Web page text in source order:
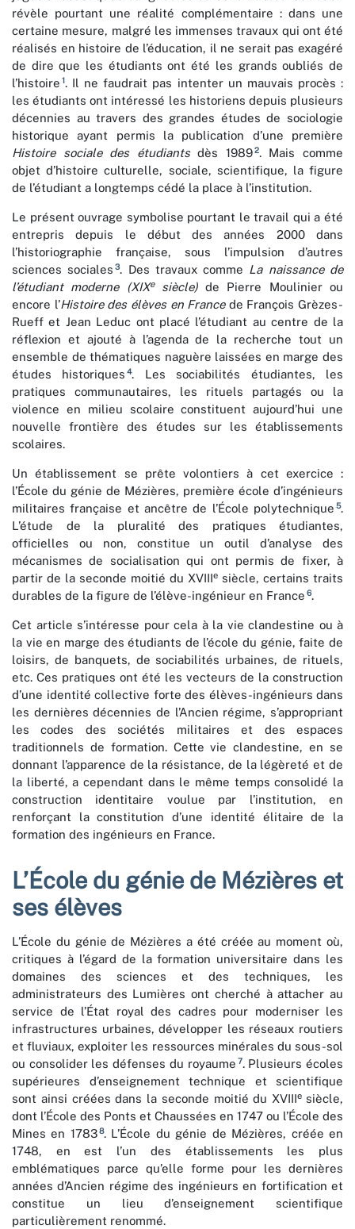
révèle pourtant une réalité complémentaire : dans une
certaine mesure, malgré les immenses travaux qui ont été
réalisés en histoire de l’éducation, il ne serait pas exagéré
de dire que les étudiants ont été les grands oubliés de
l’histoire 1. Il ne faudrait pas intenter un mauvais procès :
les étudiants ont intéressé les historiens depuis plusieurs
décennies au travers des grandes études de sociologie
historique ayant permis la publication d’une première
Histoire sociale des étudiantsdès 19892. Mais comme
objet d’histoire culturelle, sociale, scientifique, la figure
de l’étudiant a longtemps cédé la place à l’institution.
Le présent ouvrage symbolise pourtant le travail qui a été
entrepris depuis le début des années 2000 dans
l’historiographie française, sous l’impulsion d’autres
sciences sociales 3. Des travaux comme La naissance de
l’étudiant moderne (XIXesiècle)de Pierre Moulinier ou
encore l’Histoire des élèves en France de François Grèzes-
Rueff et Jean Leduc ont placé l’étudiant au centre de la
réflexion et ajouté à l’agenda de la recherche tout un
ensemble de thématiques naguère laissées en marge des
études historiques 4. Les sociabilités étudiantes, les
pratiques communautaires, les rituels partagés ou la
violence en milieu scolaire constituent aujourd’hui une
nouvelle frontière des études sur les établissements
scolaires.
Un établissement se prête volontiers à cet exercice :
l’École du génie de Mézières, première école d’ingénieurs
militaires française et ancêtre de l’École polytechnique 5.
L’étude de la pluralité des pratiques étudiantes,
officielles ou non, constitue un outil d’analyse des
mécanismes de socialisation qui ont permis de fixer, à
partir de la seconde moitié du XVIIIe siècle, certains traits
durables de la figure de l’élève-ingénieur en France 6.
Cet article s’intéresse pour cela à la vie clandestine ou à
la vie en marge des étudiants de l’école du génie, faite de
loisirs, de banquets, de sociabilités urbaines, de rituels,
etc. Ces pratiques ont été les vecteurs de la construction
d’une identité collective forte des élèves-ingénieurs dans
les dernières décennies de l’Ancien régime, s’appropriant
les codes des sociétés militaires et des espaces
traditionnels de formation. Cette vie clandestine, en se
donnant l’apparence de la résistance, de la légèreté et de
la liberté, a cependant dans le même temps consolidé la
construction identitaire voulue par l’institution, en
renforçant la constitution d’une identité élitaire de la
formation des ingénieurs en France.
L’École du génie de Mézières et
ses élèves
L’École du génie de Mézières a été créée au moment où,
critiques à l’égard de la formation universitaire dans les
domaines des sciences et des techniques, les
administrateurs des Lumières ont cherché à attacher au
service de l’État royal des cadres pour moderniser les
infrastructures urbaines, développer les réseaux routiers
et fluviaux, exploiter les ressources minérales du sous-sol
ou consolider les défenses du royaume 7. Plusieurs écoles
supérieures d’enseignement technique et scientifique
sont ainsi créées dans la seconde moitié du XVIIIe siècle,
dont l’École des Ponts et Chaussées en 1747 ou l’École des
Mines en 17838. L’École du génie de Mézières, créée en
1748, en est l’un des établissements les plus
emblématiques parce qu’elle forme pour les dernières
années d’Ancien régime des ingénieurs en fortification et
constitue un lieu d’enseignement scientifique
particulièrement renommé.